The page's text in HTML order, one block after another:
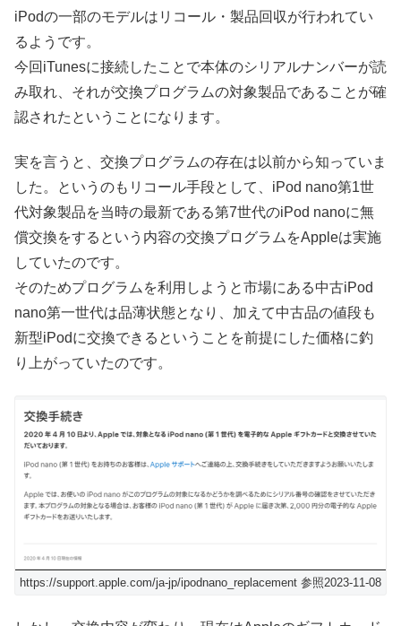
iPodの一部のモデルはリコール・製品回収が行われてい
るようです。
今回iTunesに接続したことで本体のシリアルナンバーが読
み取れ、それが交換プログラムの対象製品であることが確
認されたということになります。
実を言うと、交換プログラムの存在は以前から知っていま
した。というのもリコール手段として、iPod nano第1世
代対象製品を当時の最新である第7世代のiPod nanoに無
償交換をするという内容の交換プログラムをAppleは実施
していたのです。
そのためプログラムを利用しようと市場にある中古iPod
nano第一世代は品薄状態となり、加えて中古品の値段も
新型iPodに交換できるということを前提にした価格に釣
り上がっていたのです。
https://support.apple.com/ja-jp/ipodnano_replacement 参照2023-11-08